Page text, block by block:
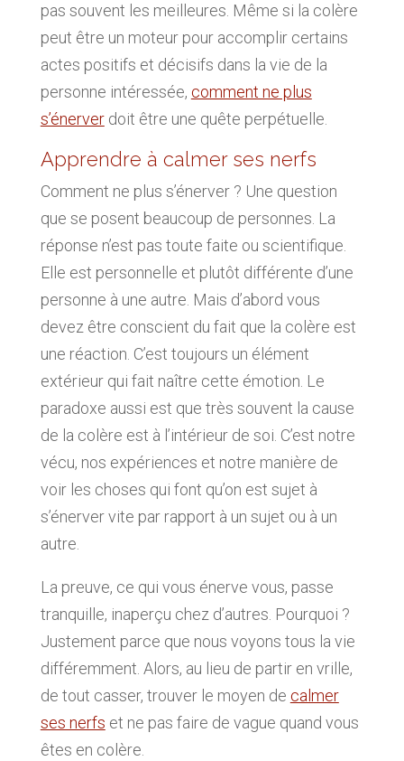
pas souvent les meilleures. Même si la colère
peut être un moteur pour accomplir certains
actes positifs et décisifs dans la vie de la
personne intéressée, comment ne plus
s’énerverdoit être une quête perpétuelle.
Apprendre à calmer ses nerfs
Comment ne plus s’énerver ? Une question
que se posent beaucoup de personnes. La
réponse n’est pas toute faite ou scientifique.
Elle est personnelle et plutôt différente d’une
personne à une autre. Mais d’abord vous
devez être conscient du fait que la colère est
une réaction. C’est toujours un élément
extérieur qui fait naître cette émotion. Le
paradoxe aussi est que très souvent la cause
de la colère est à l’intérieur de soi. C’est notre
vécu, nos expériences et notre manière de
voir les choses qui font qu’on est sujet à
s’énerver vite par rapport à un sujet ou à un
autre.
La preuve, ce qui vous énerve vous, passe
tranquille, inaperçu chez d’autres. Pourquoi ?
Justement parce que nous voyons tous la vie
différemment. Alors, au lieu de partir en vrille,
de tout casser, trouver le moyen de calmer
ses nerfs et ne pas faire de vague quand vous
êtes en colère.